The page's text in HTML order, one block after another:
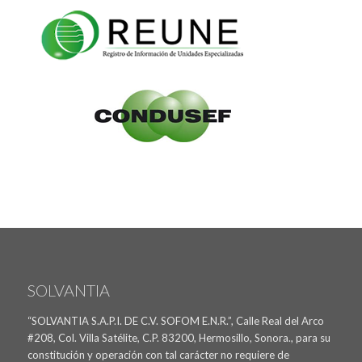
SOLVANTIA
“SOLVANTIA S.A.P.I. DE C.V. SOFOM E.N.R.”, Calle Real del Arco
#208, Col. Villa Satélite, C.P. 83200, Hermosillo, Sonora., para su
constitución y operación con tal carácter no requiere de